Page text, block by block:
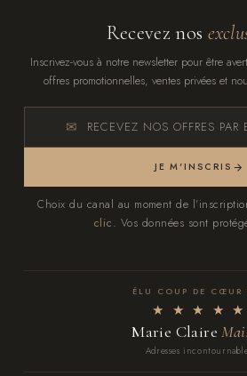
Recevez nos
Inscrivez-vous à notre newsletter pour être
offres promotionnelles, ventes privées et
RECEVEZ NOS OFFRES
JE M'INSCRIS
Choix du canal au moment de
clic. Vos données sont
ÉLU COUP DE CŒUR
★ ★ ★ ★ ★
Marie Claire
Adresses